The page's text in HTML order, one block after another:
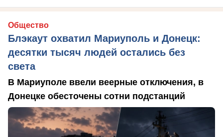
Общество
Блэкаут охватил Мариуполь и Донецк:
десятки тысяч людей остались без
света
В Мариуполе ввели веерные отключения, в
Донецке обесточены сотни подстанций